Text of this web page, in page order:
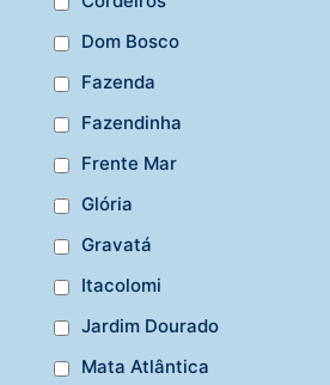
Dom Bosco
Fazenda
Fazendinha
Frente Mar
Glória
Gravatá
Itacolomi
Jardim Dourado
Mata Atlântica